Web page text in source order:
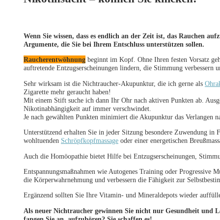
Wenn Sie wissen, dass es endlich an der Zeit ist, das Rauchen
Argumente, die Sie bei Ihrem Entschluss unterstützen sollen.
Raucherentwöhnung beginnt im Kopf. Ohne Ihren festen Vorsatz
auftretende Entzugserscheinungen lindern, die Stimmung
Sehr wirksam ist die Nichtraucher-Akupunktur, die ich gerne als
Zigarette mehr geraucht haben!
Mit einem Stift suche ich dann Ihr Ohr nach aktiven Punkten ab.
Nikotinabhängigkeit auf immer verschwindet.
Je nach gewählten Punkten minimiert die Akupunktur das
Unterstützend erhalten Sie in jeder Sitzung besondere Zuwendung in
wohltuenden Schröpfkopfmassage oder einer energetischen
Auch die Homöopathie bietet Hilfe bei Entzugserscheinungen,
Entspannungsmaßnahmen wie Autogenes Training oder Progressive
die Körperwahrnehmung und verbessern die Fähigkeit zur
Ergänzend sollten Sie Ihre Vitamin- und Mineraldepots wieder
Als neuer Nichtraucher gewinnen Sie nicht nur Gesundheit und